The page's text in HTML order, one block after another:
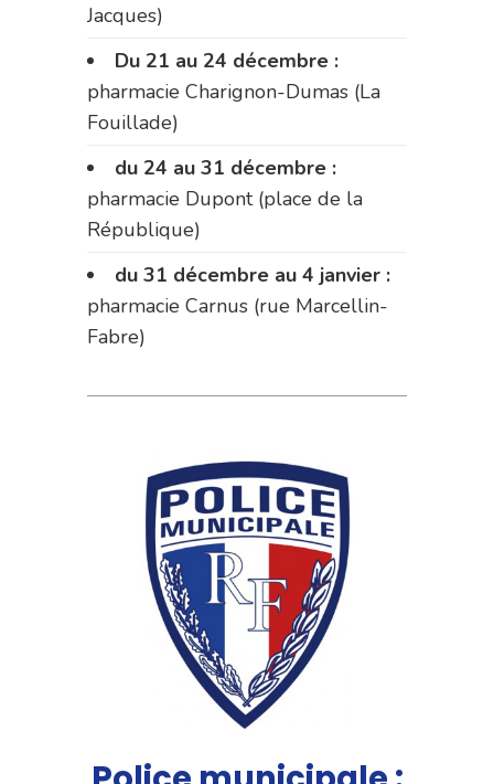
Jacques)
Du 21 au 24 décembre :
pharmacie Charignon-Dumas (La
Fouillade)
du 24 au 31 décembre :
pharmacie Dupont (place de la
République)
du 31 décembre au 4 janvier :
pharmacie Carnus (rue Marcellin-
Fabre)